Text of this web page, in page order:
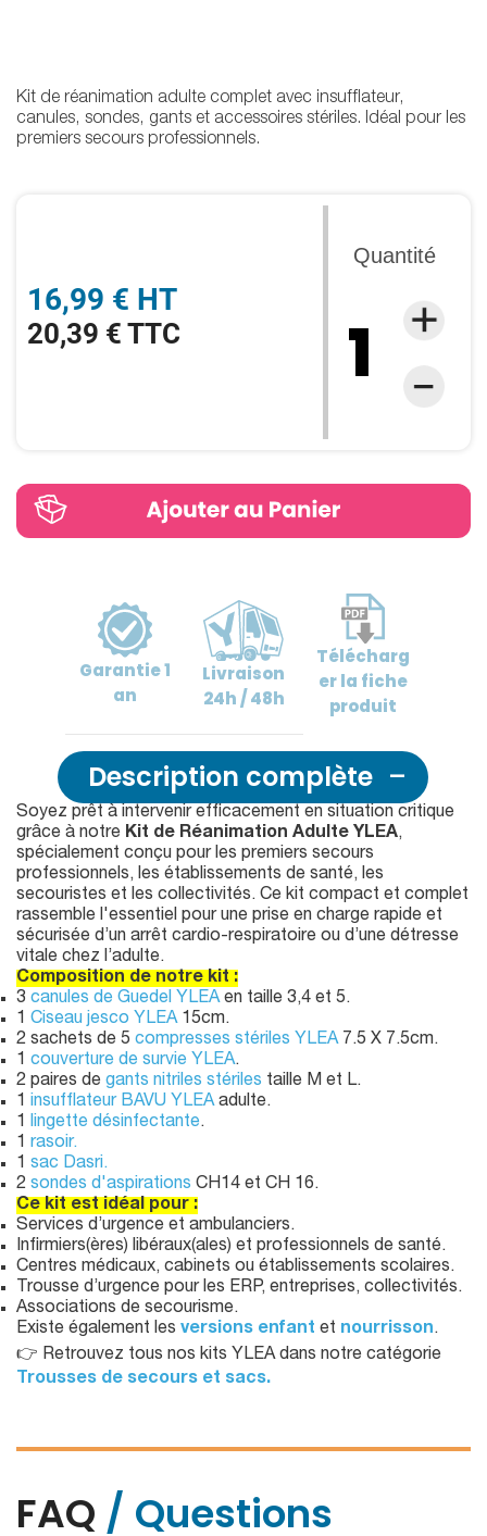
16,99 € HT
20,39 € TTC
Quantité
Kit de réanimation adulte complet avec insufflateur,
canules, sondes, gants et accessoires stériles. Idéal pour les
premiers secours professionnels.
Garantie1
an
Livraison
24h / 48h
Télécharg
erla fiche
produit
Description complète
Soyez prêt à intervenir efficacement en situation critique
grâce à notre Kit de Réanimation Adulte YLEA,
spécialement conçu pour les premiers secours
professionnels, les établissements de santé, les
secouristes et les collectivités. Ce kit compact et complet
rassemble l'essentiel pour une prise en charge rapide et
sécurisée d’un arrêt cardio-respiratoire ou d’une détresse
vitale chez l’adulte.
Composition de notre kit :
3 canules de Guedel YLEAen taille 3,4 et 5.
1 Ciseau jesco YLEA15cm.
2 sachets de 5 compresses stériles YLEA7.5 X 7.5cm.
1 couverture de survie YLEA.
2 paires de gants nitriles stériles taille M et L.
1 insufflateur BAVU YLEAadulte.
1 lingette désinfectante.
1 rasoir.
1 sac Dasri.
2 sondes d'aspirations CH14 et CH 16.
Ce kit est idéal pour :
Services d’urgence et ambulanciers.
Infirmiers(ères) libéraux(ales) et professionnels de santé.
Centres médicaux, cabinets ou établissements scolaires.
Trousse d’urgence pour les ERP, entreprises, collectivités.
Associations de secourisme.
Existe également les versions enfant et nourrisson.
👉 Retrouvez tous nos kits YLEA dans notre catégorie
Trousses de secours et sacs.
FAQ / Questions